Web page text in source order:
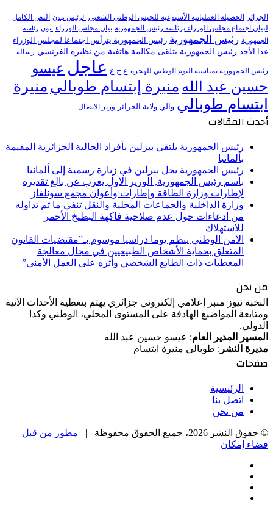
الجزائر الحصيلة العملياتية الأسبوعية للجيش الوطني الشعبي الرئيس تبون النص الكامل
لبيان اجتماع مجلس الوزراء برئاسة رئيس الجمهورية بيان مجلس الوزراء تبون رئاسة
الجمهورية رئيس الجمهورية رئيس الجمهورية يترأس اجتماعا لمجلس الوزراء
غدا الأحد رئيس الجمهورية يتلقى مكالمة هاتفية من نظيره الفرنسي رسالة
رئيس الجمهورية بمناسبة اليوم الوطني للهجرة ع.ح.ع عاجل عيسو
حسين عبد الله منيرة إبتسام طوبالي منيرة
ابتسام طوبالي والي ولاية الجزائر وزير الاتصال
أحدث المقالات
رئيس الجمهورية يلتقي ببرلين بأفراد الجالية الجزائرية المقيمة
بألمانيا
رئيس الجمهورية يحل ببرلين في زيارة رسمية إلى ألمانيا
باسم رئيس الجمهورية, الوزير الأول يعرب عن بالغ تقديره
لإطارات وزارة الطاقة وإطارات وأعوان مجمع سونلغاز
وزارة الداخلية والجماعات المحلية والنقل تنفي ما تم تداوله
من ادعاءات حول عدم صلاحية فاكهة البطيخ الأحمر
للاستهلاك
الأمن الوطني ينظم يوما دراسيا موسوم بـ”مقتضيات القانون
المتعلق بحماية الأشخاص الطبيعيين في مجال معالجة
المعطيات ذات الطابع الشخصي وأثره على العمل الأمني”
من نحن
النخبة نيوز منبر إعلامي إلكتروني جزائري يهتم بتغطية الأحداث الآنية
ومتابعة المواضيع الهادفة على المستوى المحلي، الوطني وكذا
الدولي.
المسير المدير العام: عيسو حسين عبد الله
مديرة النشر : طوبالي منيرة ابتسام
صفحات
الرئيسية
اتصل بنا
من نحن
© حقوق النشر 2026، جميع الحقوق محفوظة |
مطور من قبل
فضاء إمكان